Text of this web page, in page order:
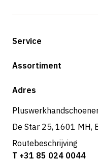
Service
Betalingsmogelijkheden
Retouren & service
Assortiment
Shop
Adres
De Star 25, 1601 MH,
Routebeschrijving
T +31 85 024 0044